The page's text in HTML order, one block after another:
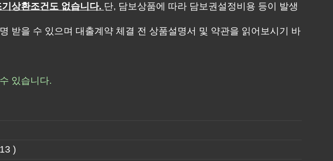
상환조건도 없습니다. 단, 담보상품에 따라 담보권설정비용 등이 발생
받을 수 있으며 대출계약 체결 전 상품설명서 및 약관을 읽어보시기 바
있습니다.
)